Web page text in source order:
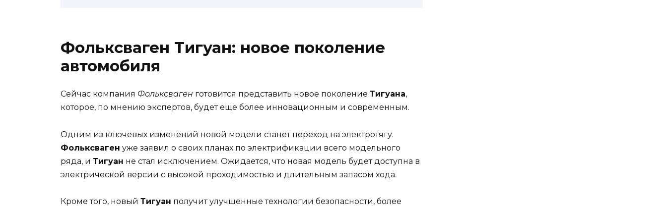
Фольксваген Тигуан: новое поколение
автомобиля
Сейчас компания Фольксваген готовится представить новое поколение Тигуана,
которое, по мнению экспертов, будет еще более инновационным и современным.
Одним из ключевых изменений новой модели станет переход на электротягу.
Фольксваген уже заявил о своих планах по электрификации всего модельного
ряда, и Тигуан не стал исключением. Ожидается, что новая модель будет доступна в
электрической версии с высокой проходимостью и длительным запасом хода.
Кроме того, новый Тигуан получит улучшенные технологии безопасности, более